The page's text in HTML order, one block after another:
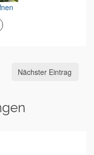
Nächster Eintrag